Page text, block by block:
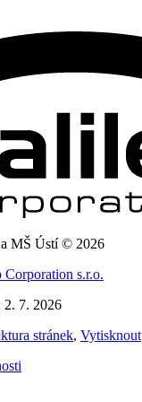
MŠ Ústí © 2026
Corporation s.r.o.
2. 7. 2026
stránek, Vytisknout